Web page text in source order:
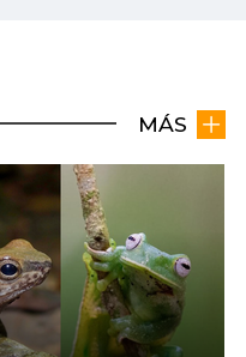
MÁS